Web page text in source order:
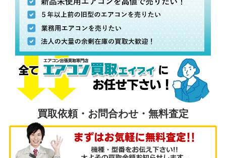
買取依頼・お問合わせ・無料査定